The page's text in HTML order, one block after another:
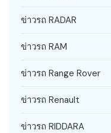
ข่าวรถ RADAR
ข่าวรถ RAM
ข่าวรถ Range Rover
ข่าวรถ Renault
ข่าวรถ RIDDARA